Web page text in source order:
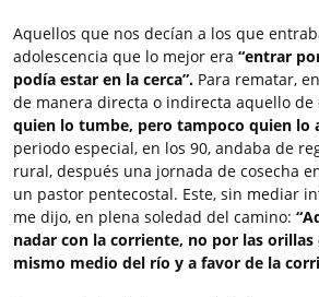
Aquellos que nos decían a los que
adolescencia que lo mejor era “entrar
podía estar en la cerca”. Para rematar,
de manera directa o indirecta aquello de
quien lo tumbe, pero tampoco quien lo
periodo especial, en los 90, andaba de
rural, después una jornada de cosecha
un pastor pentecostal. Este, sin mediar
me dijo, en plena soledad del camino:
nadar con la corriente, no por las orillas
mismo medio del río y a favor de la